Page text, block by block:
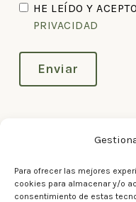
Para ofrecer las mejores
cookies para almacenar y/o
consentimiento de estas
HE LEÍDO Y
PRIVACIDAD
Enviar